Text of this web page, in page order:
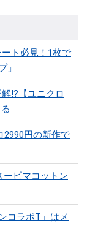
ート必見！1枚で
」
!?【ユニクロ
2990円の新作で
ーピマコットン
コラボT」はメ